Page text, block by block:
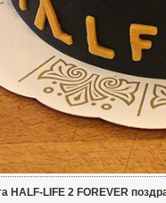
HALF-LIFE 2 FOREVER